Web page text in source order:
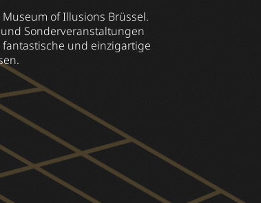
of Illusions Brüssel.
Sonderveranstaltungen
fantastische und einzigartige